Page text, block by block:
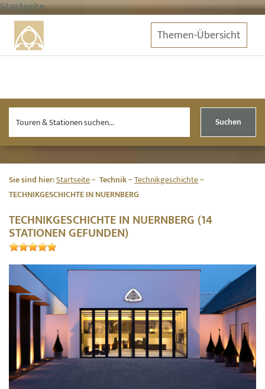
Startseite
Themen-Übersicht
Suchen
Sie sind hier:Startseite Technik Technikgeschichte
TECHNIKGESCHICHTE IN NUERNBERG
TECHNIKGESCHICHTE IN NUERNBERG (14
STATIONEN GEFUNDEN)